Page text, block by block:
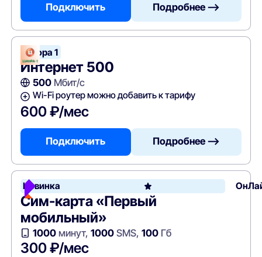
Подключить Подробнее —>
Цифра 1
Интернет 500
500Мбит/с
Wi-Fi роутер можно добавить к тарифу
600 ₽/мес
Подключить Подробнее —>
Новинка
Сим-карта «Первый
мобильный»
1000минут, 1000SMS, 100Гб
300 ₽/мес